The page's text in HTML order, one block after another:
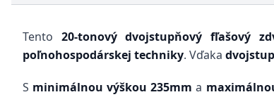
Tento 20-tonový dvojstupňový fľašový
poľnohospodárskej techniky. Vďaka
S minimálnou výškou 235mm a